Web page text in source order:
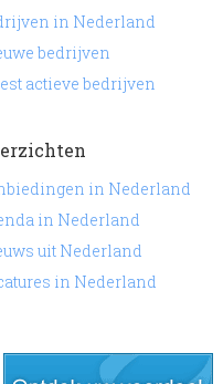
in Nederland
bedrijven
actieve bedrijven
in Nederland
in Nederland
uit Nederland
in Nederland